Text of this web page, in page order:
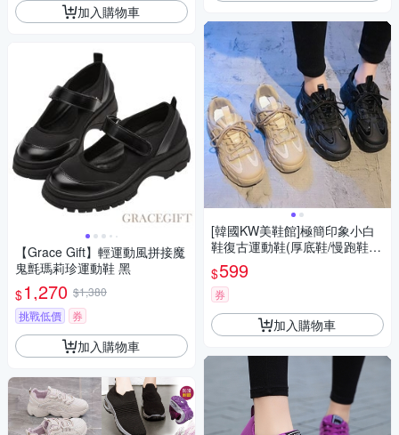
加入購物車
【Grace Gift】輕運動風拼接魔
鬼氈瑪莉珍運動鞋 黑
$1,270 $1,380
挑戰低價
券
加入購物車
[韓國KW美鞋館]極簡印象小白
鞋復古運動鞋(厚底鞋/慢跑鞋/
休閒鞋)
$599
券
加入購物車